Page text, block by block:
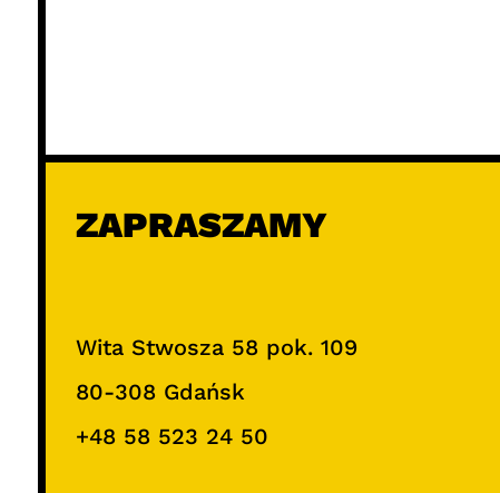
ZAPRASZAMY
Wita Stwosza 58 pok. 109
80-308 Gdańsk
+48 58 523 24 50